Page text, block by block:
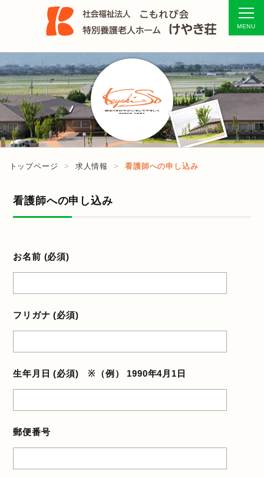
トップページ 求人情報 看護師への申し込み
看護師への申し込み
お名前 (必須)
フリガナ (必須)
生年月日 (必須) ※（例） 1990年4月1日
郵便番号